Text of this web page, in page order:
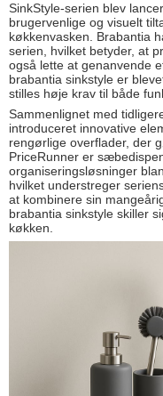
SinkStyle-serien blev
brugervenlige og visuelt
køkkenvasken. Brabantia
serien, hvilket betyder, at
også lette at genanvende
brabantia sinkstyle er
stilles høje krav til både
Sammenlignet med
introduceret innovative
rengørlige overflader, der
PriceRunner er
organiseringsløsninger
hvilket understreger
at kombinere sin
brabantia sinkstyle skiller
køkken.